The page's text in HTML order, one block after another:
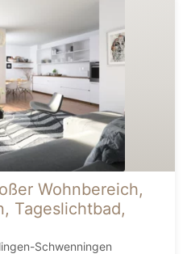
Wohnbereich,
Tageslichtbad,
Schwenningen